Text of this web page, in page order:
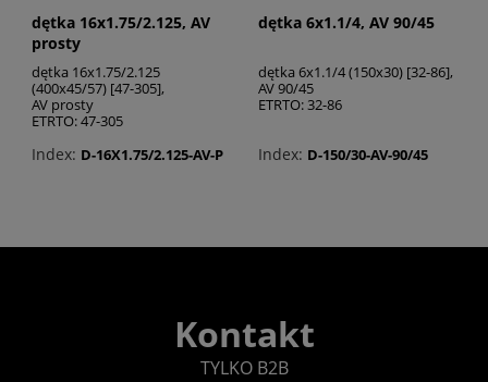
dętka 16x1.75/2.125, AV
prosty
dętka 16x1.75/2.125
(400x45/57) [47-305],
AV prosty
ETRTO: 47-305
Index: D-16X1.75/2.125-AV-P
dętka 6x1.1/4, AV 90/45
dętka 6x1.1/4 (150x30) [32-86],
AV 90/45
ETRTO: 32-86
Index: D-150/30-AV-90/45
Kontakt
TYLKO B2B